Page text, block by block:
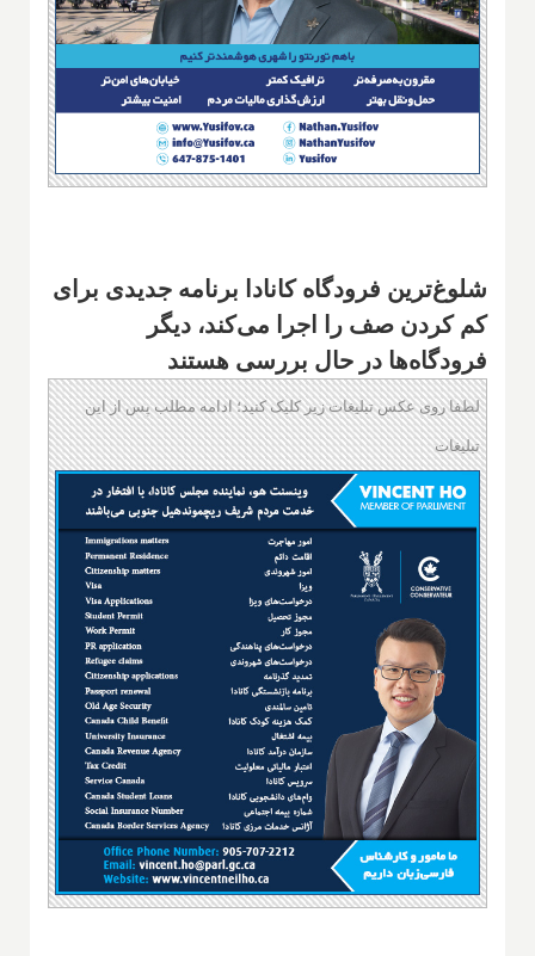
شلوغ‌ترین فرودگاه کانادا برنامه جدیدی برای
کم کردن صف را اجرا می‌کند، دیگر
فرودگاه‌ها در حال بررسی هستند
لطفا روی عکس تبلیغات زیر کلیک کنید؛ ادامه مطلب پس از این
تبلیغات